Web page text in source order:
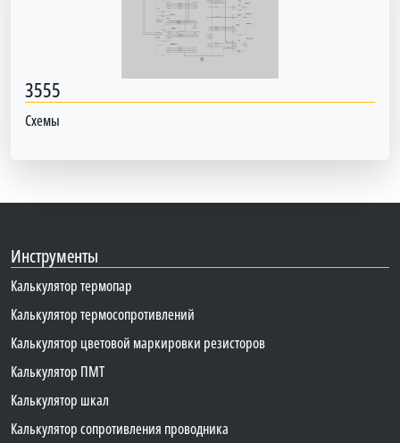
3555
Схемы
Инструменты
Калькулятор термопар
Калькулятор термосопротивлений
Калькулятор цветовой маркировки резисторов
Калькулятор ПМТ
Калькулятор шкал
Калькулятор сопротивления проводника